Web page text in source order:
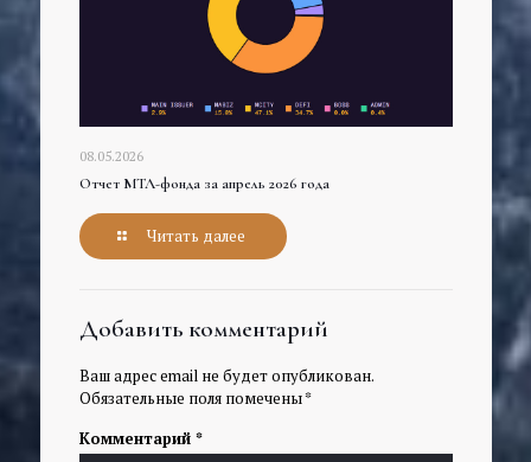
08.05.2026
Отчет МТЛ-фонда за апрель 2026 года
Читать далее
Добавить комментарий
Ваш адрес email не будет опубликован.
Обязательные поля помечены*
Комментарий *